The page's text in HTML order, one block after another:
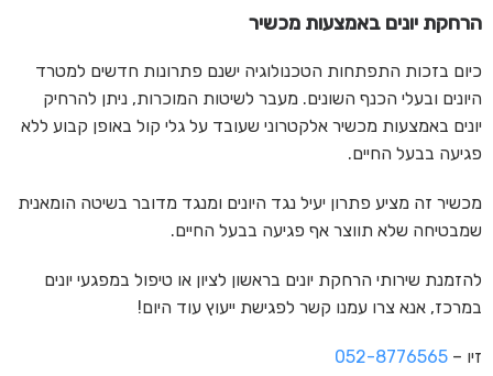
הרחקת יונים באמצעות מכשיר
כיום בזכות התפתחות הטכנולוגיה ישנם פתרונות חדשים למטרד
היונים ובעלי הכנף השונים. מעבר לשיטות המוכרות, ניתן להרחיק
יונים באמצעות מכשיר אלקטרוני שעובד על גלי קול באופן קבוע ללא
פגיעה בבעל החיים.
מכשיר זה מציע פתרון יעיל נגד היונים ומנגד מדובר בשיטה הומאנית
שמבטיחה שלא תווצר אף פגיעה בבעל החיים.
להזמנת שירותי הרחקת יונים בראשון לציון או טיפול במפגעי יונים
במרכז, אנא צרו עמנו קשר לפגישת ייעוץ עוד היום!
זיו – 052-8776565